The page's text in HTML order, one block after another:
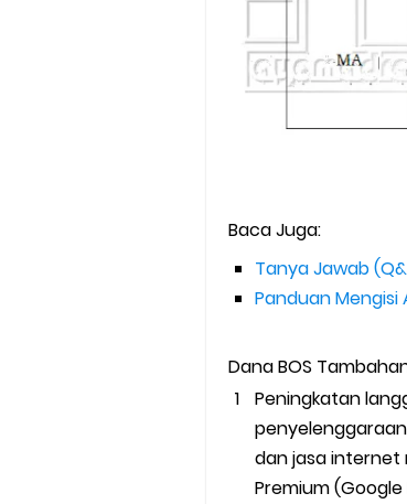
Baca Juga:
Tanya Jawab
Panduan Mengisi
Dana BOS
Peningkatan
dan jasa internet
Premium